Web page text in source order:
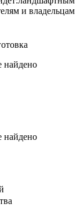
и владельцам
найдено
найдено